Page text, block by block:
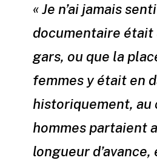
« Je n’ai jamais
documentaire était
gars, ou que la
femmes y était en
historiquement, au
hommes partaient
longueur d’avance,